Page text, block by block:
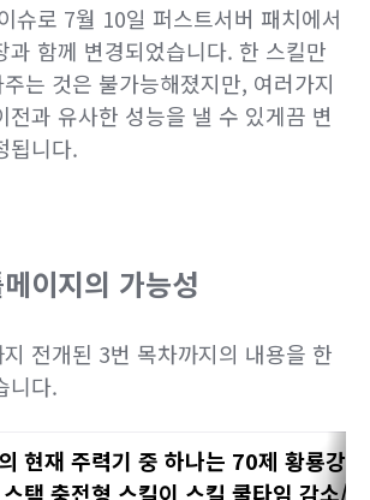
슈로 7월 10일 퍼스트서버 패치에서
과 함께 변경되었습니다. 한 스킬만
는 것은 불가능해졌지만, 여러가지
전과 유사한 성능을 낼 수 있게끔 변
됩니다.
이지의 가능성
전개된 3번 목차까지의 내용을 한
니다.
현재 주력기 중 하나는 70제 황룡강
택 충전형 스킬이 스킬 쿨타임 감소/